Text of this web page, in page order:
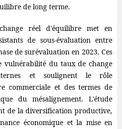
de long terme.
réel d'équilibre met en
de sous-évaluation entre
de surévaluation en 2023. Ces
vulnérabilité du taux de change
et soulignent le rôle
commerciale et des termes de
du mésalignement. L'étude
de la diversification productive,
économique et la mise en